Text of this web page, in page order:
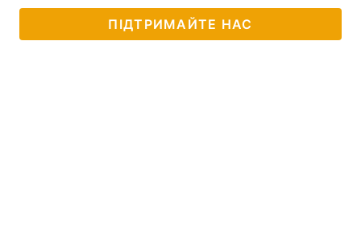
Вакансії
ПІДТРИМАЙТЕ НАС